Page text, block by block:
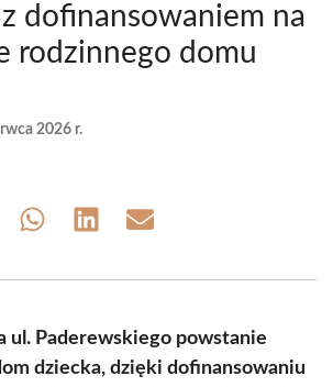
dofinansowaniem na
rodzinnego domu
2026 r.
Share Share Share
ul. Paderewskiego powstanie
dziecka, dzięki dofinansowaniu